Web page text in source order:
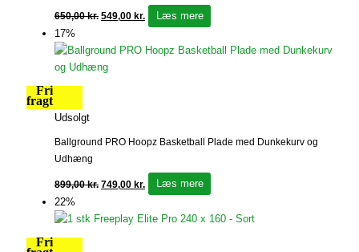
650,00kr. 549,00 kr.
Læs mere
17%
Fri
fragt
Udsolgt
Ballground PRO Hoopz Basketball Plade med Dunkekurv og
Udhæng
899,00kr. 749,00 kr.
Læs mere
22%
Fri